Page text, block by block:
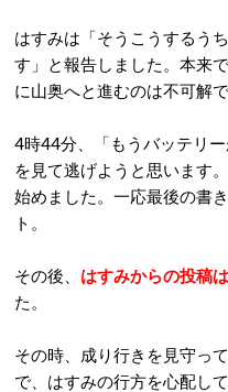
はすみは「そうこうするう
す」と報告しました。本来
に山奥へと進むのは不可解で
4時44分、「もうバッテリ
を見て逃げようと思います
始めました。一応最後の書
ト。
その後、 はすみからの投稿
た。
その時、成り行きを見守っ
で、はすみの行方を心配し